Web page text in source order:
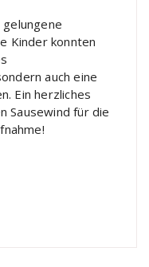
Kinder konnten
auch eine
Ein herzliches
Sausewind für die